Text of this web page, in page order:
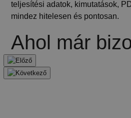
teljesítési adatok, kimutatások,
mindez hitelesen és pontosan.
Ahol már